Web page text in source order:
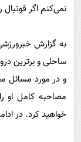
نمی‌کنم اگر
به گزارش
و در مورد مسائل
مصاحبه کامل او
خواهید کرد. در